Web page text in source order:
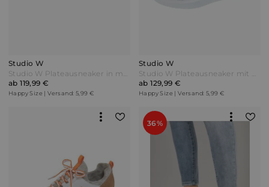
Studio W
Studio W Plateausneaker in modischer Stepp-Optik Grau
ab 119,99 €
Happy Size | Versand: 5,99 €
Studio W
Studio W Plateausneaker mit wunderschöner Bären-Applikation Cognac Braun
ab 129,99 €
Happy Size | Versand: 5,99 €
36%